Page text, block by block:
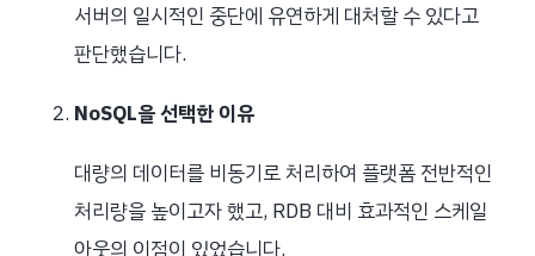
서버의 일시적인 중단에 유연하게 대처할 수 있다고
판단했습니다.
NoSQL을 선택한 이유
대량의 데이터를 비동기로 처리하여 플랫폼 전반적인
처리량을 높이고자 했고, RDB 대비 효과적인 스케일
아웃의 이점이 있었습니다.